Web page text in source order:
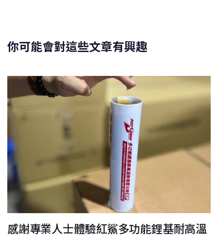
你可能會對這些文章有興趣
感謝專業人士體驗紅鯊多功能鋰基耐高溫